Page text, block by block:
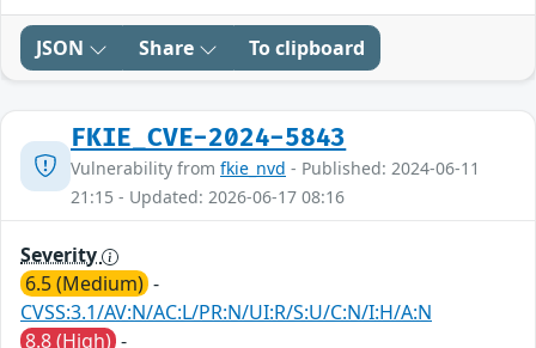
JSON Share To clipboard
FKIE_CVE-2024-5843
Vulnerability from fkie_nvd - Published: 2024-06-11
21:15 - Updated: 2026-06-17 08:16
Severity
6.5 (Medium) -
CVSS:3.1/AV:N/AC:L/PR:N/UI:R/S:U/C:N/I:H/A:N
8.8 (High) -